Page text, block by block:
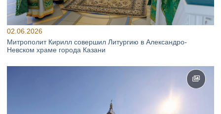
02.06.2026
Митрополит Кирилл совершил Литургию в Александро-
Невском храме города Казани